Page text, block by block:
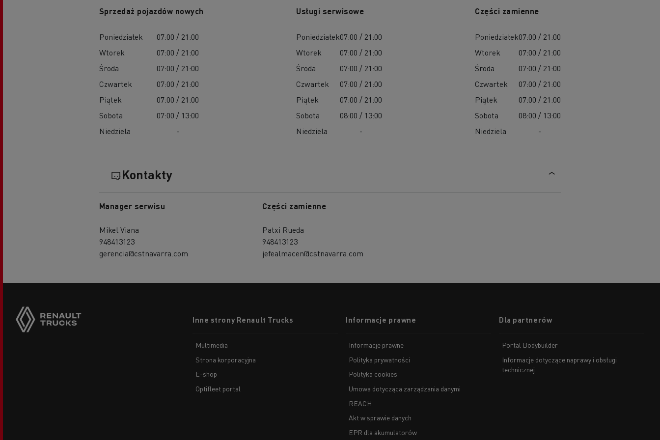
Sprzedaż pojazdów nowych
Poniedziałek
07:00 / 21:00
Wtorek
07:00 / 21:00
Środa
07:00 / 21:00
Czwartek
07:00 / 21:00
Piątek
07:00 / 21:00
Sobota
07:00 / 13:00
Niedziela
-
Usługi serwisowe
Poniedziałek07:00 / 21:00
Wtorek
07:00 / 21:00
Środa
07:00 / 21:00
Czwartek
07:00 / 21:00
Piątek
07:00 / 21:00
Sobota
08:00 / 13:00
Niedziela
-
Części zamienne
Poniedziałek07:00 / 21:00
Wtorek
07:00 / 21:00
Środa
07:00 / 21:00
Czwartek
07:00 / 21:00
Piątek
07:00 / 21:00
Sobota
08:00 / 13:00
Niedziela
-
Kontakty
Manager serwisu
Mikel Viana
948413123
gerencia@cstnavarra.com
Części zamienne
Patxi Rueda
948413123
jefealmacen@cstnavarra.com
menuInne strony Renault Trucks
Multimedia
Strona korporacyjna
E-shop
Optifleet portal
Informacje prawne
Informacje prawne
Polityka prywatności
Polityka cookies
Umowa dotycząca zarządzania danymi
REACH
Akt w sprawie danych
EPR dla akumulatorów
Dla partnerów
Portal Bodybuilder
Informacje dotyczące naprawy i obsługi
technicznej